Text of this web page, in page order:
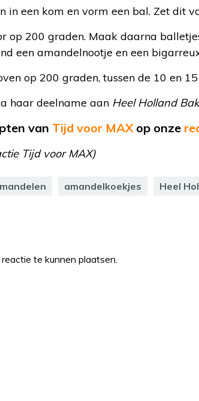
in een kom en vorm een bal. Zet dit
op 200 graden. Maak daarna
een amandelnootje en een
op 200 graden, tussen de 10 en
haar deelname aan Heel Holland
van Tijd voor MAX op onze
Tijd voor MAX)
amandelkoekjes Heel
te kunnen plaatsen.